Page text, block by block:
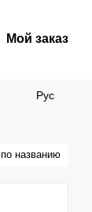
Мой заказ
Рус
по названию